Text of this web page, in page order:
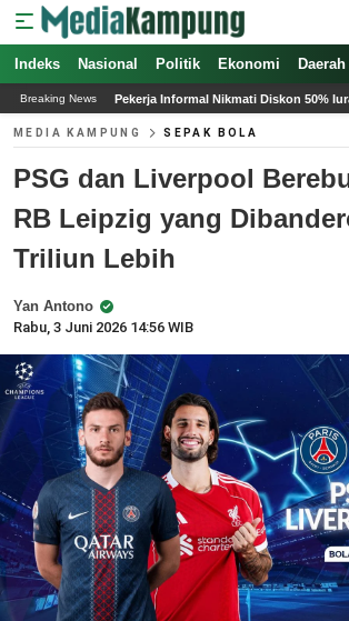
Indeks Nasional Politik Ekonomi Daerah
Breaking News
Nikmati Diskon 50% Iuran JKK-JKM, Pemerintah
MEDIA KAMPUNG SEPAK BOLA
PSG dan Liverpool
RB Leipzig yang
Triliun Lebih
Yan Antono
Rabu, 3 Juni 2026 14:56 WIB